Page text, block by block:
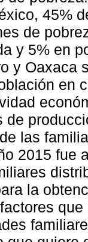
45%
de
y 5% en
y Oaxaca
en
de
las
2015 fue
la